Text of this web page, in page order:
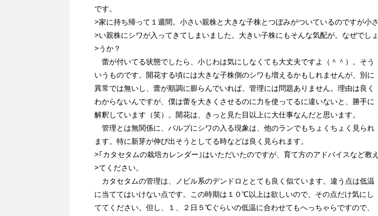
です。
>家に持ち帰って１週間。小さい親株と大きな子株とつぼみがついているのですが小さ
>い親株にシワが入ってきてしまいました。大きい子株にもそんな気配が。なぜでしょ
>うか？
蕾が付いてる状態でしたら、小じわは気にしなくても大丈夫ですよ（＾＾）。そう
いうものです。開花する頃には大きな子株側のシワも増えるかもしれませんが、別に
異常では無いし、蕾が順調に膨らんでいれば、管理には問題ありません。理由は良く
わからないんですが、僕は蕾を大きくさせるのに力を使ってるに違いないと、勝手に
解釈しています（笑）。開花は、きっと見た目以上に大仕事なんだと思います。
管理とは無関係に、バルブにシワの入る現象は、他のランでもちょくちょく見られ
ます。特に新芽が伸び出そうとしてる時などは良く見られます。
>｢カタセタムの栽培カレンダー｣はいただいたのですが、育て方のアドバイスなど教え
>てください。
カタセタムの管理は、ノビル系のデンドロととても良く似ています。違う点は低温
に当ててはいけない点です。この時期は１０℃以上は欲しいので、その点だけ気にし
ててください。但し、１、２日５℃ぐらいの低温に合わせてもへっちゃらですので、